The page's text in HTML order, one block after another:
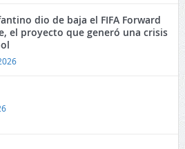
dio de baja el FIFA Forward
el proyecto que generó una crisis